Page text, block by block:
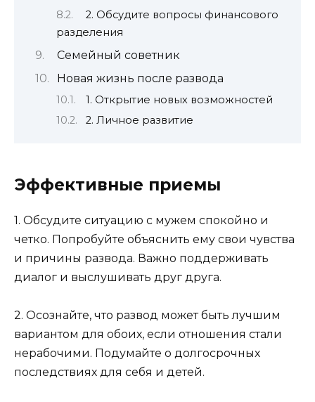
2. Обсудите вопросы финансового
разделения
Семейный советник
Новая жизнь после развода
1. Открытие новых возможностей
2. Личное развитие
Эффективные приемы
1. Обсудите ситуацию с мужем спокойно и
четко. Попробуйте объяснить ему свои чувства
и причины развода. Важно поддерживать
диалог и выслушивать друг друга.
2. Осознайте, что развод может быть лучшим
вариантом для обоих, если отношения стали
нерабочими. Подумайте о долгосрочных
последствиях для себя и детей.